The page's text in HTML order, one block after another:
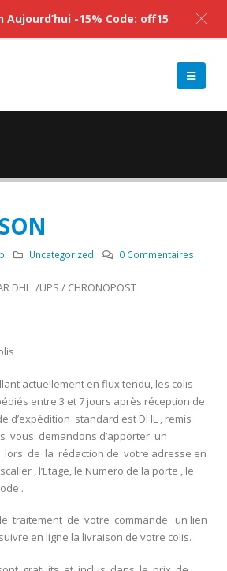
Uncategorized 0 Commentaires
DHL /UPS / CHRONOPOST
actuellement en flux tendu, les colis
entre 3 et 7 jours après réception de
d’expédition standard est DHL , remis
vous demandons d’apporter un
lors de la rédaction de votre adresse en
, l’Etage, le Numero de la porte , le
.
traitement de votre commande un lien
en ligne la livraison de votre colis.
-15% Code: off15